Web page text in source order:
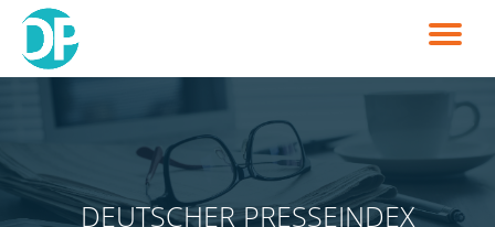
Skip
to
DEUTSCHER PRESSEINDEX